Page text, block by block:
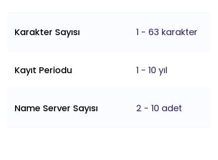
Karakter Sayısı 1 - 63 karakter
Kayıt Periodu 1 - 10 yıl
Name Server Sayısı 2 - 10 adet